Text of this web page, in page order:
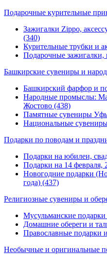
Подарочные курительные
Зажигалки Zippo,
(340)
Курительные трубки и
Подарочные
Башкирские сувениры и
Башкирский фарфор и
Народные промыслы:
Жостово (438)
Памятные сувениры
Национальные
Подарки по поводам и
Подарки на юбилеи,
Подарки на 14 февраля,
Новогодние подарки
года) (437)
Религиозные сувениры и
Мусульманские
Домашние обереги и
Православные подарки
Необычные и оригинальные